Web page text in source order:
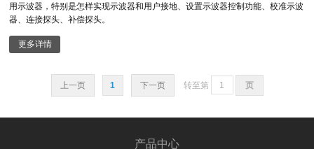
用示波器，特别是怎样实现示波器和用户接地、设置示波器控制功能、校准示波
器、连接探头、补偿探头。
更多详情
上一页 1 下一页 转至第
产品中心